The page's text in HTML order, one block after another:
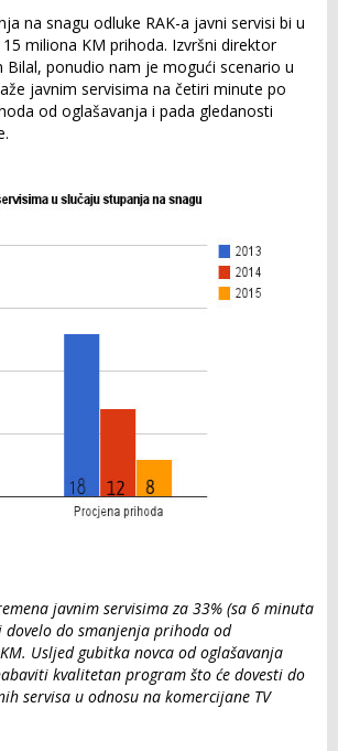
na snagu odluke RAK-a javni servisi bi u
miliona KM prihoda. Izvršni direktor
Bilal, ponudio nam je mogući scenario u
javnim servisima na četiri minute po
od oglašavanja i pada gledanosti
javnim servisima za 33% (sa 6 minuta
do smanjenja prihoda od
Usljed gubitka novca od oglašavanja
kvalitetan program što će dovesti do
servisa u odnosu na komercijane TV